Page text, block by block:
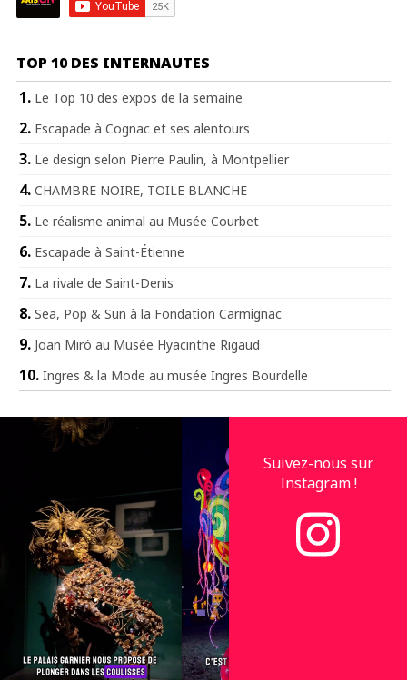
TOP 10 DES INTERNAUTES
Le Top 10 des expos de la semaine
Escapade à Cognac et ses alentours
Le design selon Pierre Paulin, à Montpellier
CHAMBRE NOIRE, TOILE BLANCHE
Le réalisme animal au Musée Courbet
Escapade à Saint-Étienne
La rivale de Saint-Denis
Sea, Pop & Sun à la Fondation Carmignac
Joan Miró au Musée Hyacinthe Rigaud
Ingres & la Mode au musée Ingres Bourdelle
Suivez-nous sur
Instagram !